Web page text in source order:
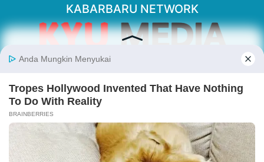
KABARBARU NETWORK
Kabarbaru.co menyajikan berita aktual dan
inspiratif dari sudut pandang berbaik sangka
Follow Kabarbaru